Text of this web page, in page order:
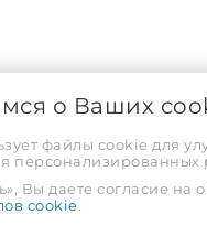
о Ваших
файлы cookie для
персонализированных
Вы даете согласие на
cookie.